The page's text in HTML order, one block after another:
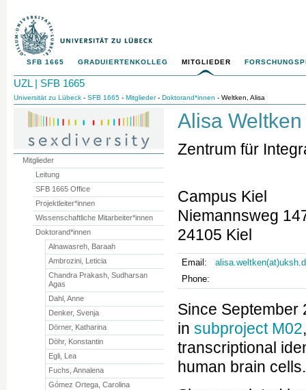
SFB 1665 GRADUIERTENKOLLEG MITGLIEDER
UZL | SFB 1665
Universität zu Lübeck - SFB 1665 - Mitglieder- Doktorand*innen - Weltken, Alisa
Alisa Weltken
Zentrum für
Campus Kiel
Niemannsweg
24105 Kiel
Email:
Phone:
Since September
in subproject M02
transcriptional
human brain
Mitglieder
Leitung
SFB 1665 Office
Projektleiter*innen
Wissenschaftliche Mitarbeiter*innen
Doktorand*innen
Alnawasreh, Baraah
Ambrozini, Leticia
Chandra Prakash, Sudharsan
Agas
Dahl, Anne
Denker, Svenja
Dörner, Katharina
Döhr, Konstantin
Egli, Lea
Fuchs, Annalena
Gómez Ortega, Carolina